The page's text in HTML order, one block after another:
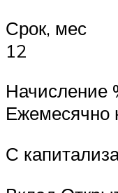
Срок, мес
12
Начисление
Ежемесячно
С